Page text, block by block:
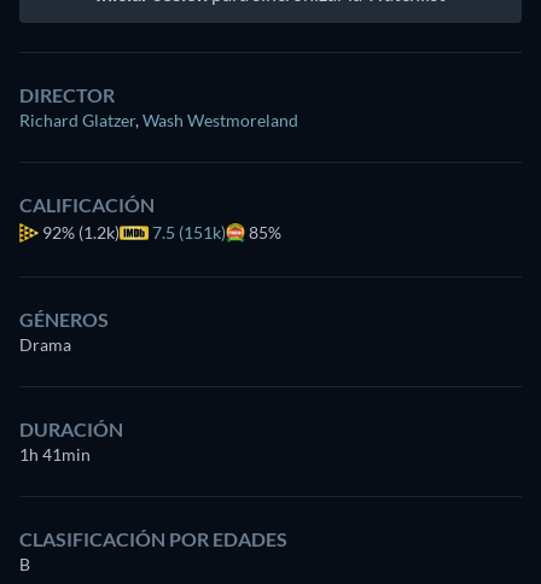
DIRECTOR
Richard Glatzer,Wash Westmoreland
CALIFICACIÓN
92% (1.2k) 7.5 (151k) 85%
GÉNEROS
Drama
DURACIÓN
1h 41min
CLASIFICACIÓN POR EDADES
B